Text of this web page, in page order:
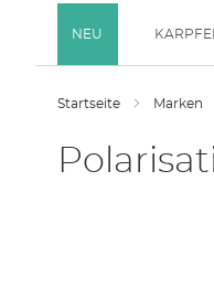
NEU
Startseite Marken